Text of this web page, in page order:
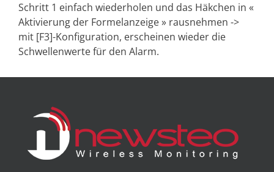
Schritt 1 einfach wiederholen und das Häkchen in «
Aktivierung der Formelanzeige » rausnehmen ->
mit [F3]-Konfiguration, erscheinen wieder die
Schwellenwerte für den Alarm.